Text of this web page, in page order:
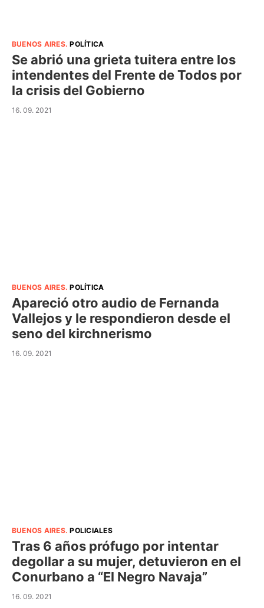
BUENOS AIRES.POLÍTICA
Se abrió una grieta tuitera entre los
intendentes del Frente de Todos por
la crisis del Gobierno
16. 09. 2021
BUENOS AIRES.POLÍTICA
Apareció otro audio de Fernanda
Vallejos y le respondieron desde el
seno del kirchnerismo
16. 09. 2021
BUENOS AIRES.POLICIALES
Tras 6 años prófugo por intentar
degollar a su mujer, detuvieron en el
Conurbano a “El Negro Navaja”
16. 09. 2021